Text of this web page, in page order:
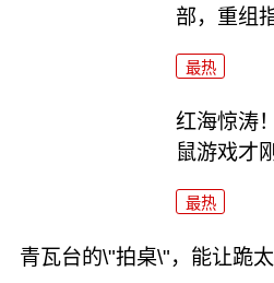
部，重组
最热
红海惊涛
鼠游戏才
最热
青瓦台的\"拍桌\"，能让跪